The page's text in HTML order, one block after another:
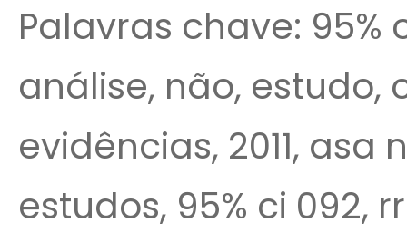
Palavras chave: 95%
análise, não, estudo,
evidências, 2011, asa
estudos, 95% ci 092,